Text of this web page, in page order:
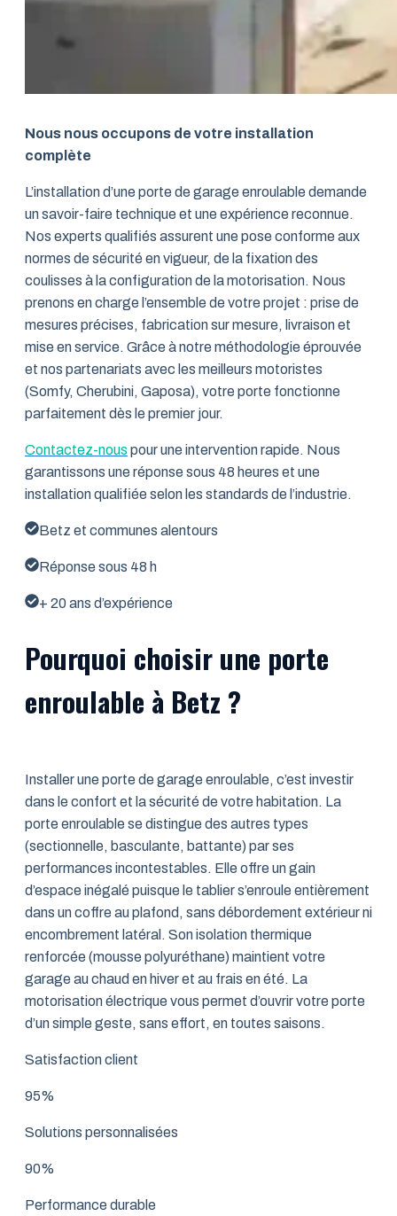
Nous nous occupons de votre installation
complète
L’installation d’une porte de garage enroulable demande
un savoir-faire technique et une expérience reconnue.
Nos experts qualifiés assurent une pose conforme aux
normes de sécurité en vigueur, de la fixation des
coulisses à la configuration de la motorisation. Nous
prenons en charge l’ensemble de votre projet : prise de
mesures précises, fabrication sur mesure, livraison et
mise en service. Grâce à notre méthodologie éprouvée
et nos partenariats avec les meilleurs motoristes
(Somfy, Cherubini, Gaposa), votre porte fonctionne
parfaitement dès le premier jour.
Contactez-nous pour une intervention rapide. Nous
garantissons une réponse sous 48 heures et une
installation qualifiée selon les standards de l’industrie.
Betz et communes alentours
Réponse sous 48 h
+ 20 ans d’expérience
Pourquoi choisir une porte
enroulable à Betz ?
Installer une porte de garage enroulable, c’est investir
dans le confort et la sécurité de votre habitation. La
porte enroulable se distingue des autres types
(sectionnelle, basculante, battante) par ses
performances incontestables. Elle offre un gain
d’espace inégalé puisque le tablier s’enroule entièrement
dans un coffre au plafond, sans débordement extérieur ni
encombrement latéral. Son isolation thermique
renforcée (mousse polyuréthane) maintient votre
garage au chaud en hiver et au frais en été. La
motorisation électrique vous permet d’ouvrir votre porte
d’un simple geste, sans effort, en toutes saisons.
Satisfaction client
95%
Solutions personnalisées
90%
Performance durable